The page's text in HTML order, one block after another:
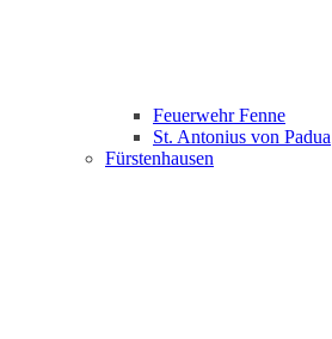
Feuerwehr Fenne
St. Antonius von Padua
Fürstenhausen